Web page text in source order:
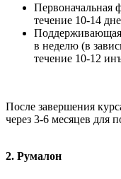
Первоначальная
течение 10-14
Поддерживающая
в неделю (в
течение 10-12
После завершения
через 3-6 месяцев для
2. Румалон